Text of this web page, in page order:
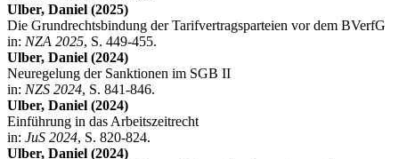
Ulber, Daniel (2025)
Die Grundrechtsbindung der Tarifvertragsparteien vor dem BVerfG
in: NZA 2025, S. 449-455.
Ulber, Daniel (2024)
Neuregelung der Sanktionen im SGB II
in: NZS 2024, S. 841-846.
Ulber, Daniel (2024)
Einführung in das Arbeitszeitrecht
in: JuS 2024, S. 820-824.
Ulber, Daniel (2024)